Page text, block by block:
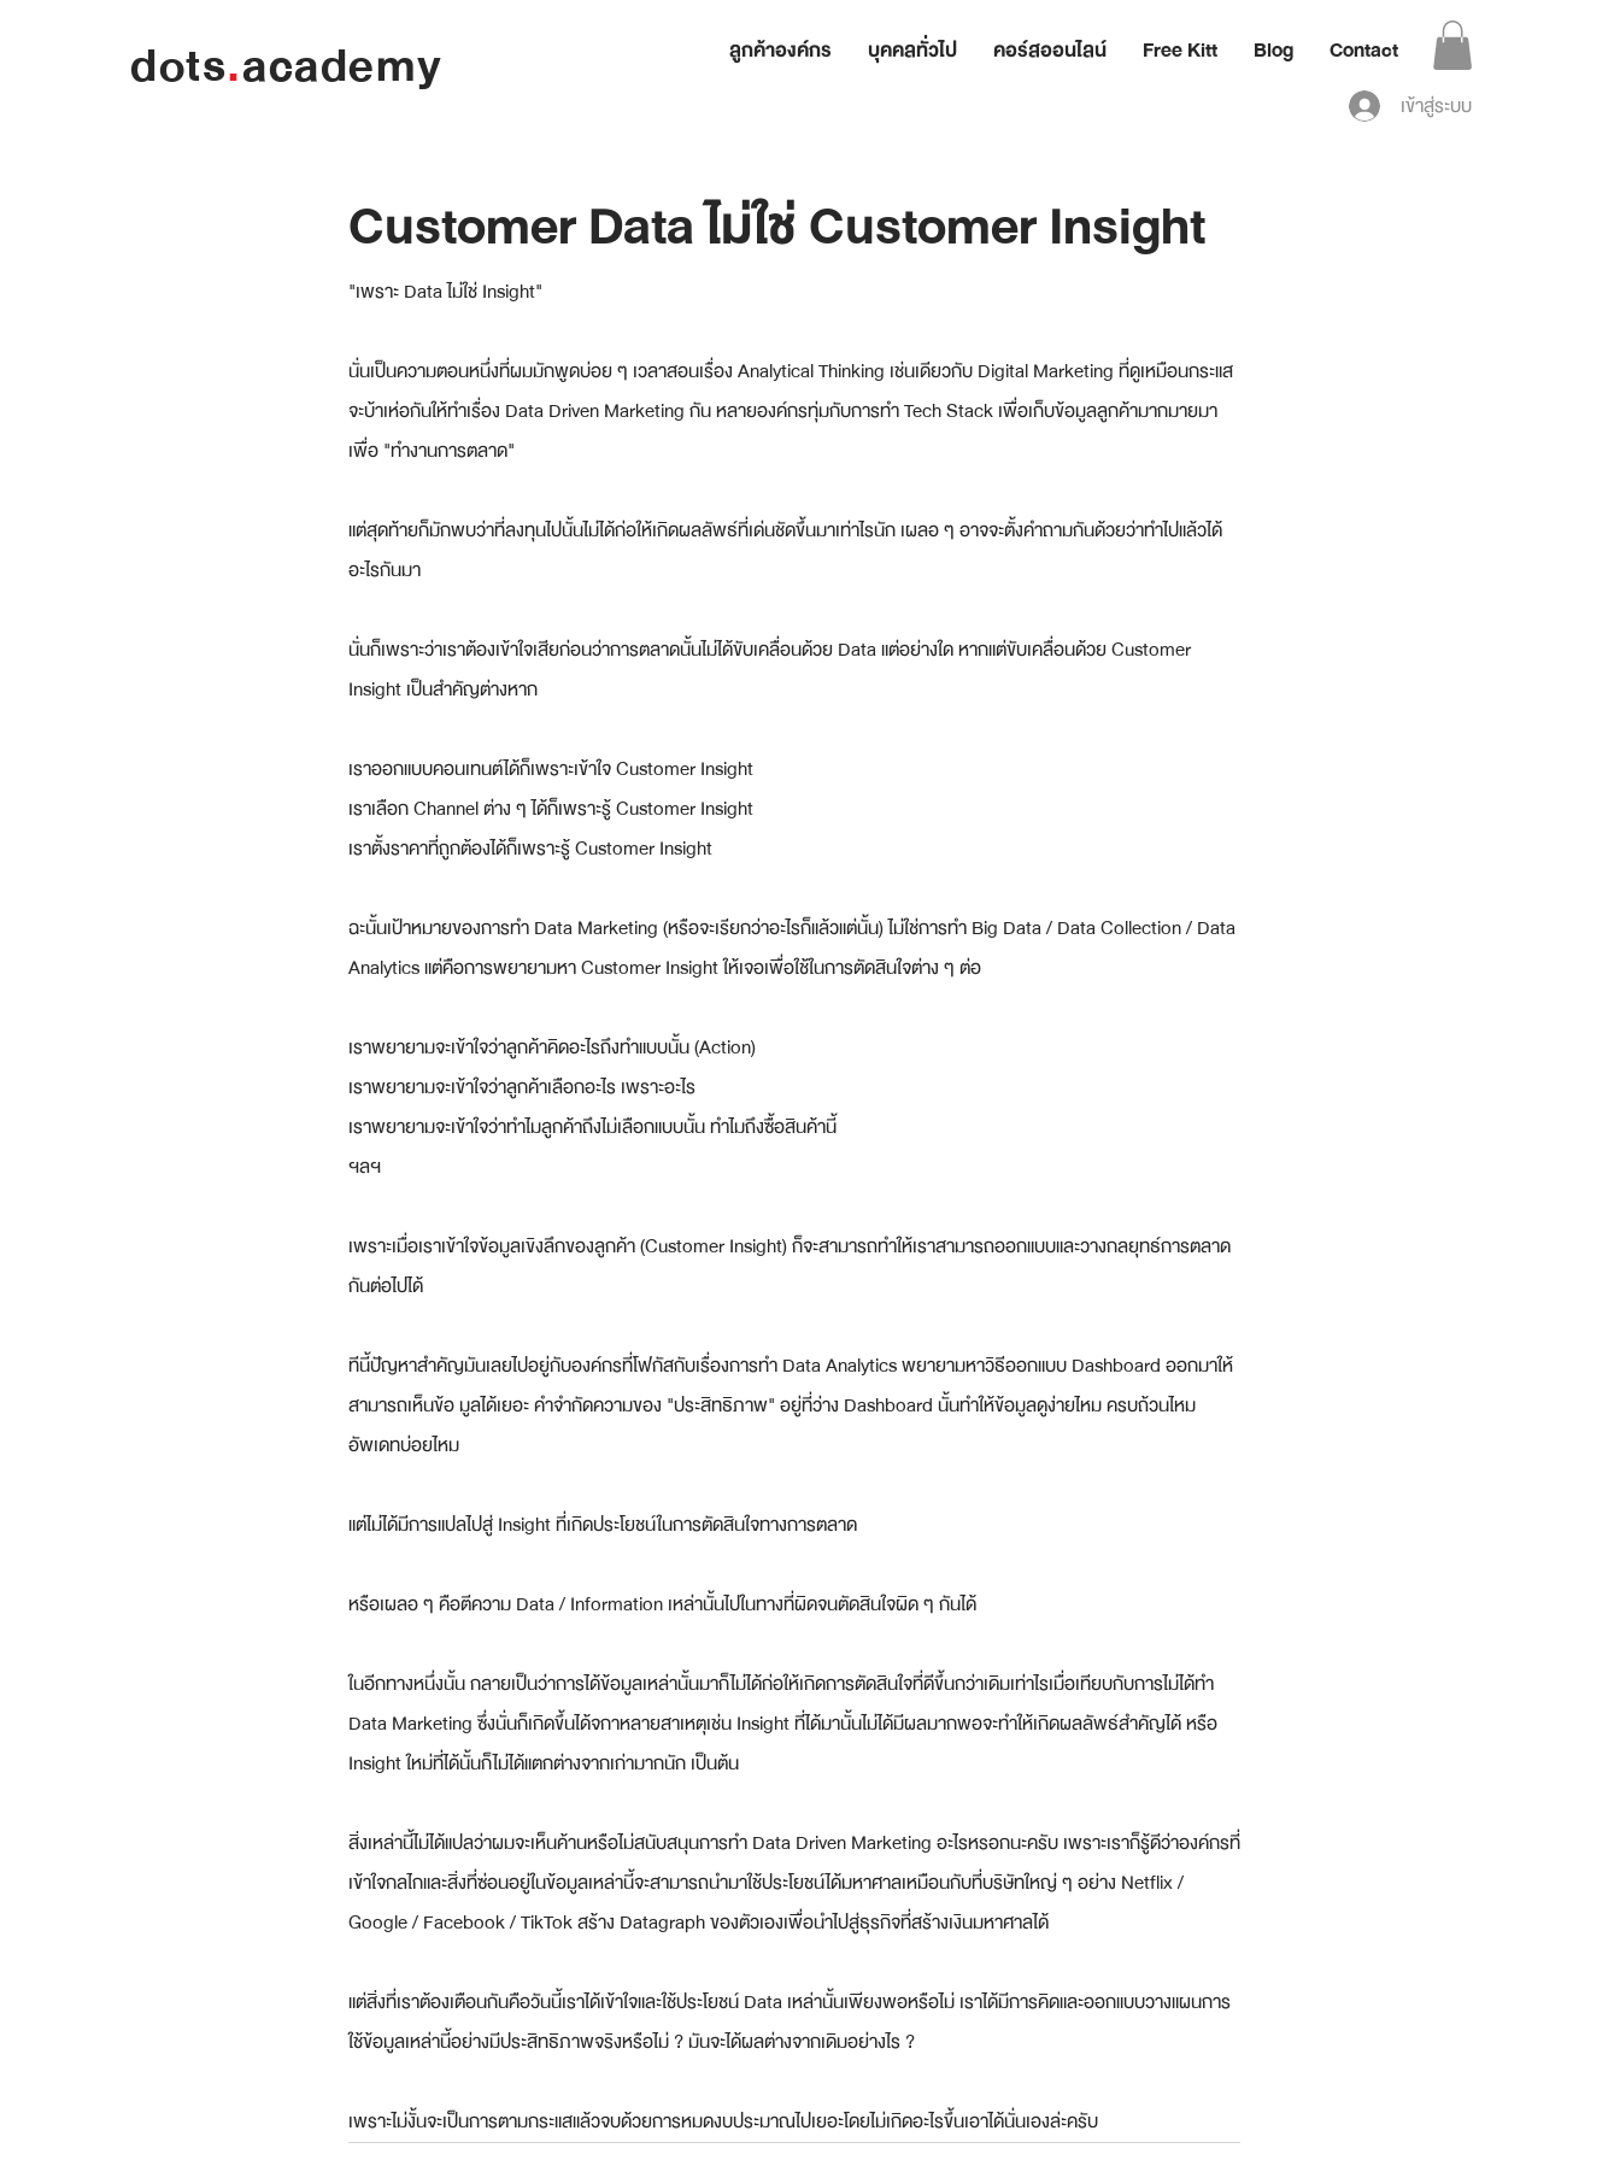
dots.academy ลูกค้าองค์กร บุคคลทั่วไป คอร์สออนไลน์ Free Kitt Blog Contact
เข้าสู่ระบบ
Customer Data ไม่ใช่ Customer Insight
"เพราะ Data ไม่ใช่ Insight"
นั่นเป็นความตอนหนึ่งที่ผมมักพูดบ่อย ๆ เวลาสอนเรื่อง Analytical Thinking เช่นเดียวกับ Digital Marketing ที่ดูเหมือนกระแส
จะบ้าเห่อกันให้ทำเรื่อง Data Driven Marketing กัน หลายองค์กรทุ่มกับการทำ Tech Stack เพื่อเก็บข้อมูลลูกค้ามากมายมา
เพื่อ "ทำงานการตลาด"
แต่สุดท้ายก็มักพบว่าที่ลงทุนไปนั้นไม่ได้ก่อให้เกิดผลลัพธ์ที่เด่นชัดขึ้นมาเท่าไรนัก เผลอ ๆ อาจจะตั้งคำถามกันด้วยว่าทำไปแล้วได้
อะไรกันมา
นั่นก็เพราะว่าเราต้องเข้าใจเสียก่อนว่าการตลาดนั้นไม่ได้ขับเคลื่อนด้วย Data แต่อย่างใด หากแต่ขับเคลื่อนด้วย Customer
Insight เป็นสำคัญต่างหาก
เราออกแบบคอนเทนต์ได้ก็เพราะเข้าใจ Customer Insight
เราเลือก Channel ต่าง ๆ ได้ก็เพราะรู้ Customer Insight
เราตั้งราคาที่ถูกต้องได้ก็เพราะรู้ Customer Insight
ฉะนั้นเป้าหมายของการทำ Data Marketing (หรือจะเรียกว่าอะไรก็แล้วแต่นั้น) ไม่ใช่การทำ Big Data / Data Collection / Data
Analytics แต่คือการพยายามหา Customer Insight ให้เจอเพื่อใช้ในการตัดสินใจต่าง ๆ ต่อ
เราพยายามจะเข้าใจว่าลูกค้าคิดอะไรถึงทำแบบนั้น (Action)
เราพยายามจะเข้าใจว่าลูกค้าเลือกอะไร เพราะอะไร
เราพยายามจะเข้าใจว่าทำไมลูกค้าถึงไม่เลือกแบบนั้น ทำไมถึงซื้อสินค้านี้
ฯลฯ
เพราะเมื่อเราเข้าใจข้อมูลเขิงลึกของลูกค้า (Customer Insight) ก็จะสามารถทำให้เราสามารถออกแบบและวางกลยุทธ์การตลาด
กันต่อไปได้
ทีนี้ปัญหาสำคัญมันเลยไปอยู่กับองค์กรที่โฟกัสกับเรื่องการทำ Data Analytics พยายามหาวิธีออกแบบ Dashboard ออกมาให้
สามารถเห็นข้อ มูลได้เยอะ คำจำกัดความของ "ประสิทธิภาพ" อยู่ที่ว่าง Dashboard นั้นทำให้ข้อมูลดูง่ายไหม ครบถ้วนไหม
อัพเดทบ่อยไหม
แต่ไม่ได้มีการแปลไปสู่ Insight ที่เกิดประโยชน์ในการตัดสินใจทางการตลาด
หรือเผลอ ๆ คือตีความ Data / Information เหล่านั้นไปในทางที่ผิดจนตัดสินใจผิด ๆ กันได้
ในอีกทางหนึ่งนั้น กลายเป็นว่าการได้ข้อมูลเหล่านั้นมาก็ไม่ได้ก่อให้เกิดการตัดสินใจที่ดีขึ้นกว่าเดิมเท่าไรเมื่อเทียบกับการไม่ได้ทำ
Data Marketing ซึ่งนั่นก็เกิดขึ้นได้จกาหลายสาเหตุเช่น Insight ที่ได้มานั้นไม่ได้มีผลมากพอจะทำให้เกิดผลลัพธ์สำคัญได้ หรือ
Insight ใหม่ที่ได้นั้นก็ไม่ได้แตกต่างจากเก่ามากนัก เป็นต้น
สิ่งเหล่านี้ไม่ได้แปลว่าผมจะเห็นค้านหรือไม่สนับสนุนการทำ Data Driven Marketing อะไรหรอกนะครับ เพราะเราก็รู้ดีว่าองค์กรที่
เข้าใจกลไกและสิ่งที่ซ่อนอยู่ในข้อมูลเหล่านี้จะสามารถนำมาใช้ประโยชน์ได้มหาศาลเหมือนกับที่บริษัทใหญ่ ๆ อย่าง Netflix /
Google / Facebook / TikTok สร้าง Datagraph ของตัวเองเพื่อนำไปสู่ธุรกิจที่สร้างเงินมหาศาลได้
แต่สิ่งที่เราต้องเตือนกันคือวันนี้เราได้เข้าใจและใช้ประโยชน์ Data เหล่านั้นเพียงพอหรือไม่ เราได้มีการคิดและออกแบบวางแผนการ
ใช้ข้อมูลเหล่านี้อย่างมีประสิทธิภาพจริงหรือไม่ ? มันจะได้ผลต่างจากเดิมอย่างไร ?
เพราะไม่งั้นจะเป็นการตามกระแสแล้วจบด้วยการหมดงบประมาณไปเยอะโดยไม่เกิดอะไรขึ้นเอาได้นั่นเองล่ะครับ